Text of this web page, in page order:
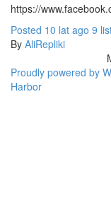
https://
Posted 10 lat ago 9
By AliRepliki
Proudly powered by
Harbor